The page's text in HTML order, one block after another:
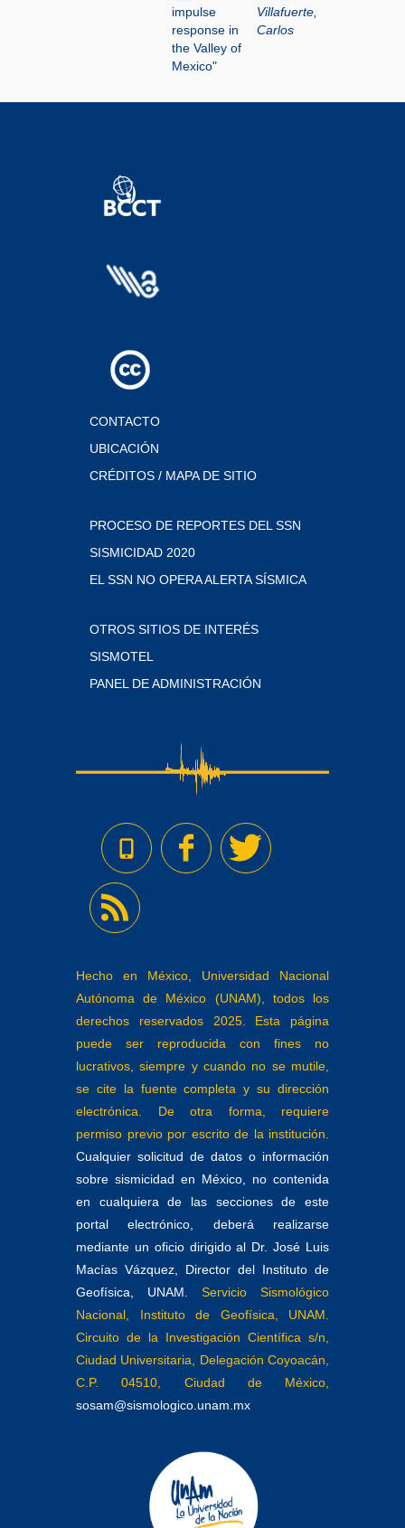
impulse
response in
the Valley of
Mexico"
Villafuerte,
Carlos
CONTACTO
UBICACIÓN
CRÉDITOS / MAPA DE SITIO
PROCESO DE REPORTES DEL SSN
SISMICIDAD 2020
EL SSN NO OPERA ALERTA SÍSMICA
OTROS SITIOS DE INTERÉS
SISMOTEL
PANEL DE ADMINISTRACIÓN
Hecho en México, Universidad Nacional
Autónoma de México (UNAM), todos los
derechos reservados 2025. Esta página
puede ser reproducida con fines no
lucrativos, siempre y cuando no se mutile,
se cite la fuente completa y su dirección
electrónica. De otra forma, requiere
permiso previo por escrito de la institución.
Cualquier solicitud de datos o información
sobre sismicidad en México, no contenida
en cualquiera de las secciones de este
portal electrónico, deberá realizarse
mediante un oficio dirigido al Dr. José Luis
Macías Vázquez, Director del Instituto de
Geofísica, UNAM.
Servicio Sismológico
Nacional, Instituto de Geofísica, UNAM.
Circuito de la Investigación Científica s/n,
Ciudad Universitaria, Delegación Coyoacán,
C.P. 04510, Ciudad de México,
sosam@sismologico.unam.mx